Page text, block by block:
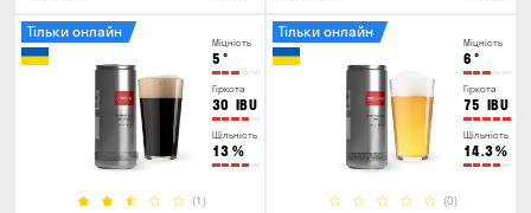
Міцність
5 °
Гіркота
30 IBU
Щільність
13 %
(1)
Тільки онлайн
Міцність
6 °
Гіркота
75 IBU
Щільність
14.3%
(0)
Тільки онлайн